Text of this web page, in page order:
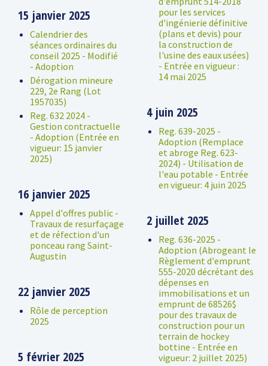
15 janvier 2025
Calendrier des
séances ordinaires du
conseil 2025 - Modifié
- Adoption
Dérogation mineure
229, 2e Rang (Lot
1957035)
Reg. 632 2024 -
Gestion contractuelle
- Adoption (Entrée en
vigueur: 15 janvier
2025)
16 janvier 2025
Appel d'offres public -
Travaux de resurfaçage
et de réfection d'un
ponceau rang Saint-
Augustin
22 janvier 2025
Rôle de perception
2025
5 février 2025
pour les services
d'ingénierie définitive
(plans et devis) pour
la construction de
l'usine des eaux usées)
- Entrée en vigueur :
14 mai 2025
4 juin 2025
Reg. 639-2025 -
Adoption (Remplace
et abroge Reg. 623-
2024) - Utilisation de
l'eau potable - Entrée
en vigueur: 4 juin 2025
2 juillet 2025
Reg. 636-2025 -
Adoption (Abrogeant le
Règlement d'emprunt
555-2020 décrétant des
dépenses en
immobilisations et un
emprunt de 68526$
pour des travaux de
construction pour un
terrain de hockey
bottine - Entrée en
vigueur: 2 juillet 2025)